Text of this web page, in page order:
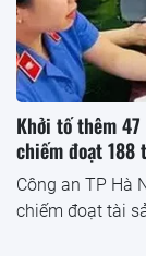
Khởi tố thêm
chiếm đoạt 188
Công an TP Hà
chiếm đoạt tài